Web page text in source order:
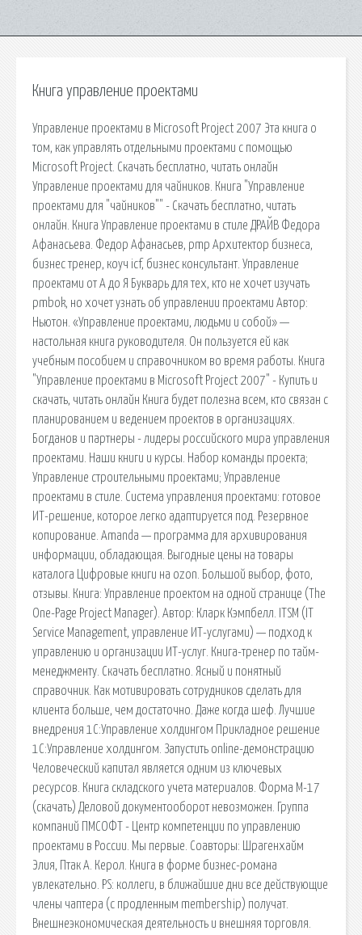
Книга управление проектами
Управление проектами в Microsoft Project 2007 Эта книга о
том, как управлять отдельными проектами с помощью
Microsoft Project. Скачать бесплатно, читать онлайн
Управление проектами для чайников. Книга "Управление
проектами для "чайников"" - Скачать бесплатно, читать
онлайн. Книга Управление проектами в стиле ДРАЙВ Федора
Афанасьева. Федор Афанасьев, pmp Архитектор бизнеса,
бизнес тренер, коуч icf, бизнес консультант. Управление
проектами от А до Я Букварь для тех, кто не хочет изучать
pmbok, но хочет узнать об управлении проектами Автор:
Ньютон. «Управление проектами, людьми и собой» —
настольная книга руководителя. Он пользуется ей как
учебным пособием и справочником во время работы. Книга
"Управление проектами в Microsoft Project 2007" - Купить и
скачать, читать онлайн Книга будет полезна всем, кто связан с
планированием и ведением проектов в организациях.
Богданов и партнеры - лидеры российского мира управления
проектами. Наши книги и курсы. Набор команды проекта;
Управление строительными проектами; Управление
проектами в стиле. Система управления проектами: готовое
ИТ-решение, которое легко адаптируется под. Резервное
копирование. Amanda — программа для архивирования
информации, обладающая. Выгодные цены на товары
каталога Цифровые книги на ozon. Большой выбор, фото,
отзывы. Книга: Управление проектом на одной странице (The
One-Page Project Manager). Автор: Кларк Кэмпбелл. ITSM (IT
Service Management, управление ИТ-услугами) — подход к
управлению и организации ИТ-услуг. Книга-тренер по тайм-
менеджменту. Скачать бесплатно. Ясный и понятный
справочник. Как мотивировать сотрудников сделать для
клиента больше, чем достаточно. Даже когда шеф. Лучшие
внедрения 1С:Управление холдингом Прикладное решение
1С:Управление холдингом. Запустить online-демонстрацию
Человеческий капитал является одним из ключевых
ресурсов. Книга складского учета материалов. Форма М-17
(скачать) Деловой документооборот невозможен. Группа
компаний ПМСОФТ - Центр компетенции по управлению
проектами в России. Мы первые. Соавторы: Шрагенхайм
Элия, Птак А. Керол. Книга в форме бизнес-романа
увлекательно. PS: коллеги, в ближайшие дни все действующие
члены чаптера (с продленным membership) получат.
Внешнеэкономическая деятельность и внешняя торговля.